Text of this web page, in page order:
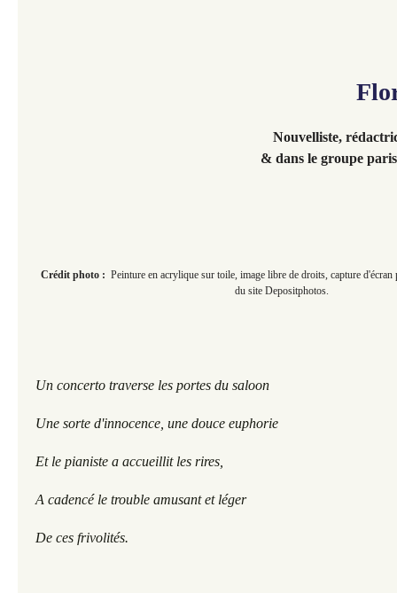
Nouvelliste,
& dans le groupe
Crédit photo : Peinture en acrylique sur toile, image libre de droits, capture
du site Depositphotos.
Un concerto traverse les portes du saloon
Une sorte d'innocence, une douce euphorie
Et le pianiste a accueillit les rires,
A cadencé le trouble amusant et léger
De ces frivolités.